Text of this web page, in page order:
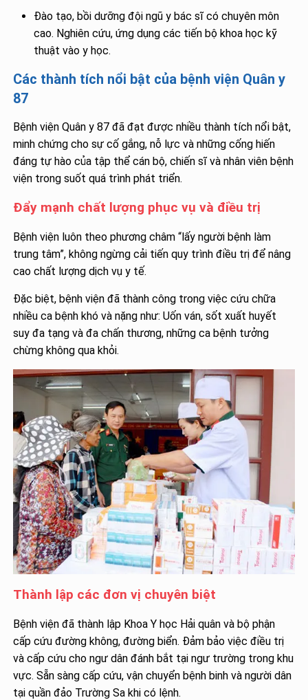
Đào tạo, bồi dưỡng đội ngũ y bác sĩ có chuyên môn
cao. Nghiên cứu, ứng dụng các tiến bộ khoa học kỹ
thuật vào y học.
Các thành tích nổi bật của bệnh viện Quân y
87
Bệnh viện Quân y 87 đã đạt được nhiều thành tích nổi bật,
minh chứng cho sự cố gắng, nỗ lực và những cống hiến
đáng tự hào của tập thể cán bộ, chiến sĩ và nhân viên bệnh
viện trong suốt quá trình phát triển.
Đẩy mạnh chất lượng phục vụ và điều trị
Bệnh viện luôn theo phương châm “lấy người bệnh làm
trung tâm”, không ngừng cải tiến quy trình điều trị để nâng
cao chất lượng dịch vụ y tế.
Đặc biệt, bệnh viện đã thành công trong việc cứu chữa
nhiều ca bệnh khó và nặng như: Uốn ván, sốt xuất huyết
suy đa tạng và đa chấn thương, những ca bệnh tưởng
chừng không qua khỏi.
Thành lập các đơn vị chuyên biệt
Bệnh viện đã thành lập Khoa Y học Hải quân và bộ phận
cấp cứu đường không, đường biển. Đảm bảo việc điều trị
và cấp cứu cho ngư dân đánh bắt tại ngư trường trong khu
vực. Sẵn sàng cấp cứu, vận chuyển bệnh binh và người dân
tại quần đảo Trường Sa khi có lệnh.